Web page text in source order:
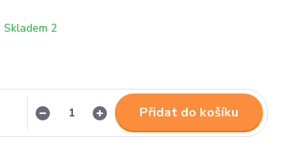
Skladem 2
Přidat do košíku